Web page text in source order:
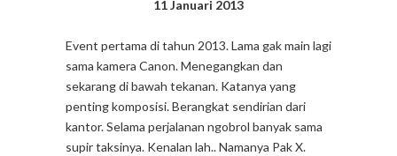
11 Januari 2013
Event pertama di tahun 2013. Lama gak main lagi
sama kamera Canon. Menegangkan dan
sekarang di bawah tekanan. Katanya yang
penting komposisi. Berangkat sendirian dari
kantor. Selama perjalanan ngobrol banyak sama
supir taksinya. Kenalan lah.. Namanya Pak X.